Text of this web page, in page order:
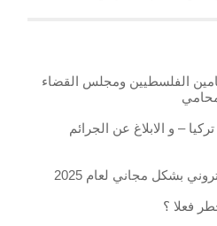
الفلسطيين ومجلس القضاء
– و الابلاغ عن الجرائم
بشكل مجاني لعام 2025
فعلا ؟